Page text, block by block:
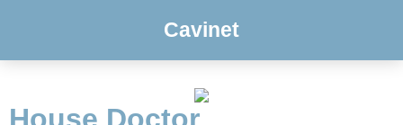
Cavinet